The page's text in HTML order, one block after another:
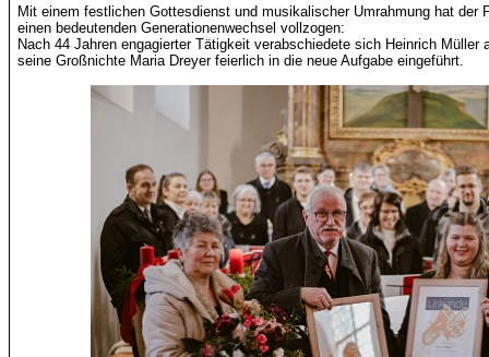
Mit einem festlichen Gottesdienst und musikalischer Umrahmung hat der
einen bedeutenden Generationenwechsel vollzogen:
Nach 44 Jahren engagierter Tätigkeit verabschiedete sich Heinrich
seine Großnichte Maria Dreyer feierlich in die neue Aufgabe eingeführt.